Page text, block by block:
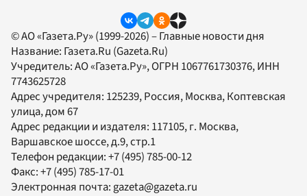
© АО «Газета.Ру» (1999-2026) – Главные новости дня
Название: Газета.Ru (Gazeta.Ru)
Учредитель:АО «Газета.Ру», ОГРН 1067761730376, ИНН
7743625728
Адрес учредителя: 125239, Россия, Москва, Коптевская
улица, дом 67
Адрес редакции и издателя: 117105, г. Москва,
Варшавское шоссе, д.9, стр.1
Телефон редакции:+7 (495) 785-00-12
Факс:+7 (495) 785-17-01
Электронная почта: gazeta@gazeta.ru